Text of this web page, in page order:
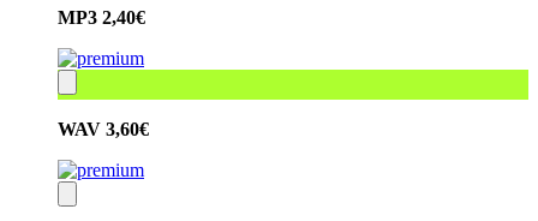
MP3 2,40€
WAV 3,60€